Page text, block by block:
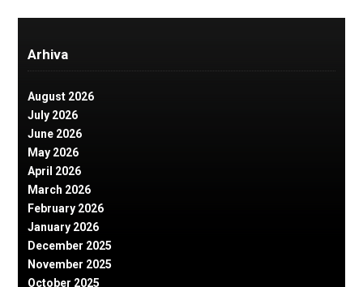
Arhiva
August 2026
July 2026
June 2026
May 2026
April 2026
March 2026
February 2026
January 2026
December 2025
November 2025
October 2025